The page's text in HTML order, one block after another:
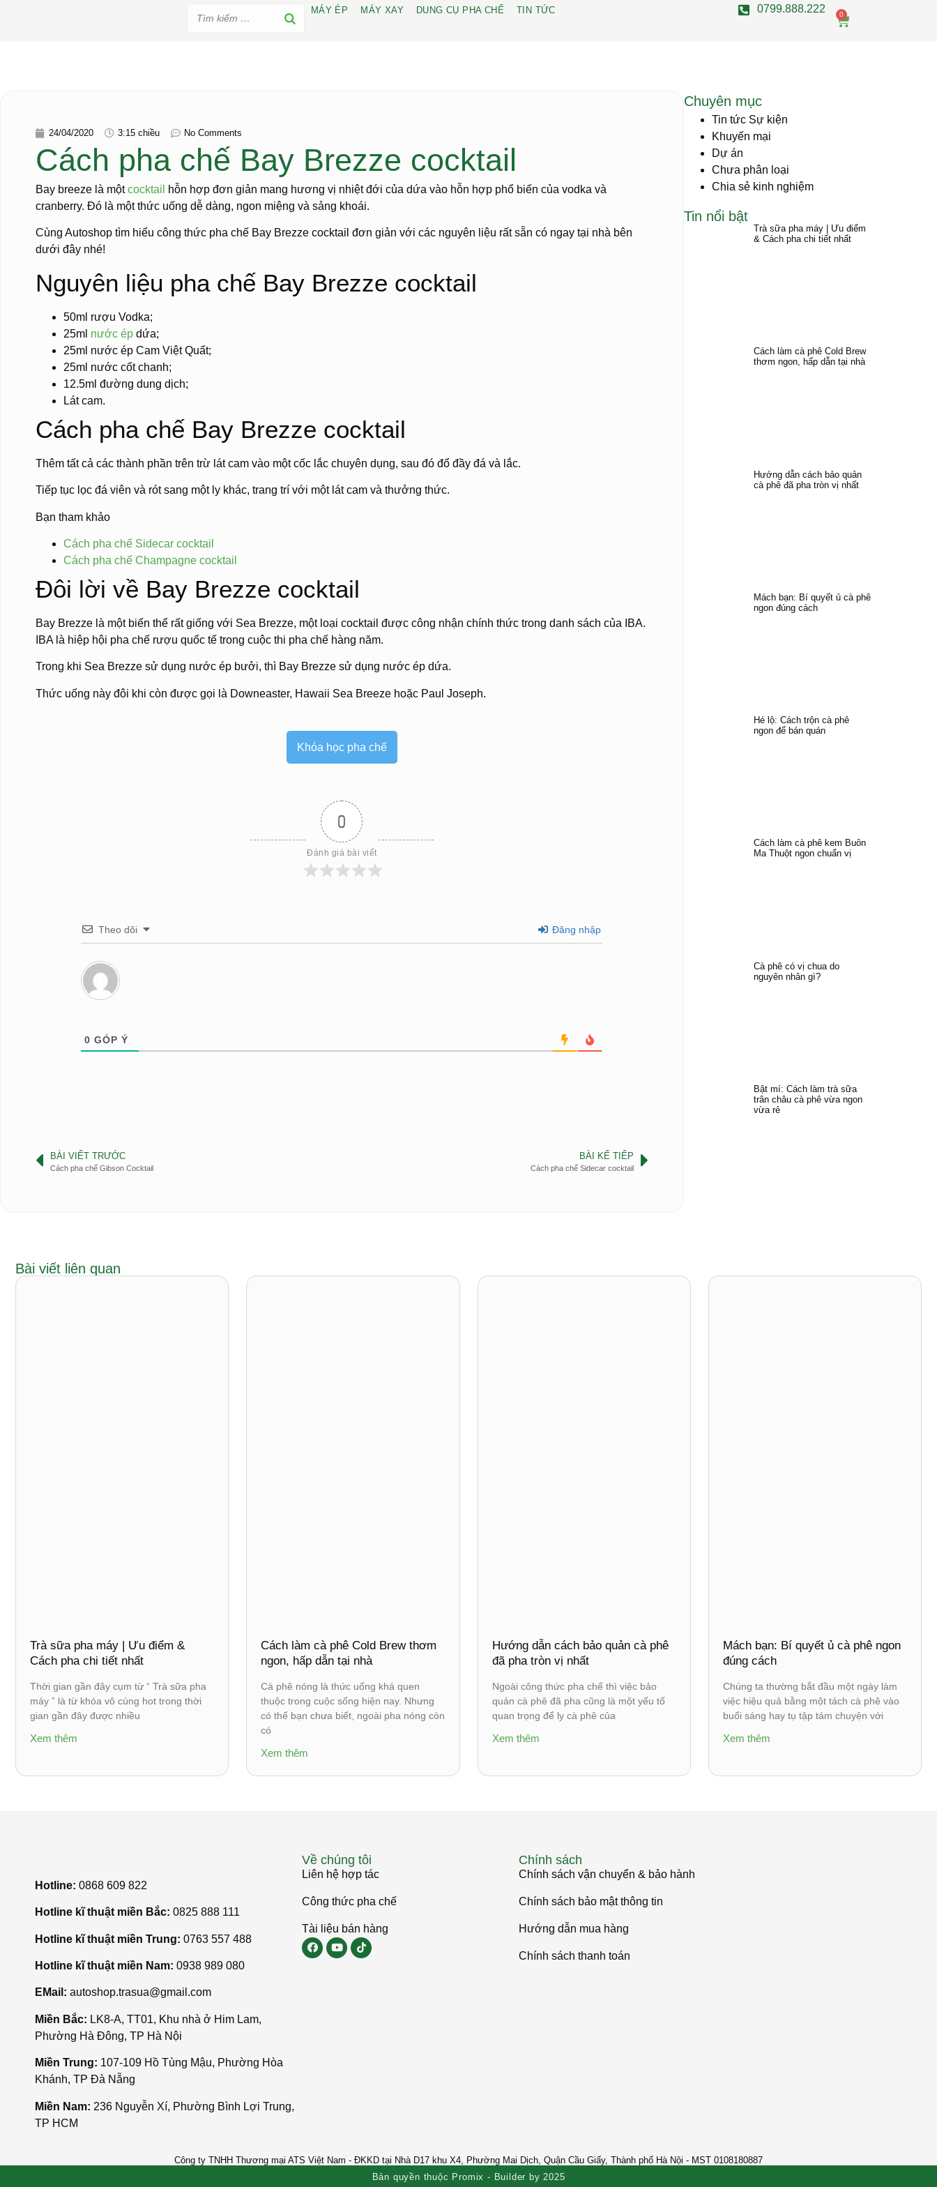
MÁY ÉP MÁY XAY DUNG CỤ PHA CHẾ TIN TỨC 0799.888.222 0
24/04/2020 3:15 chiều No Comments
Cách pha chế Bay Brezze cocktail
Bay breeze là mộtcocktail
hỗn hợp đơn giản mang hương vị nhiệt đới của dứa vào hỗn hợp phổ biến của vodka và
cranberry. Đó là một thức uống dễ dàng, ngon miệng và sảng khoái.
Cùng Autoshop tìm hiểu công thức pha chế Bay Brezze cocktail đơn giản với các nguyên liệu rất sẵn có ngay tại nhà bên
dưới đây nhé!
Nguyên liệu pha chế Bay Brezze cocktail
50ml rượu Vodka;
25ml nước ép dứa;
25ml nước ép Cam Việt Quất;
25ml nước cốt chanh;
12.5ml đường dung dịch;
Lát cam.
Cách pha chế Bay Brezze cocktail
Thêm tất cả các thành phần trên trừ lát cam vào một cốc lắc chuyên dụng, sau đó đổ đầy đá và lắc.
Tiếp tục lọc đá viên và rót sang một ly khác, trang trí với một lát cam và thưởng thức.
Bạn tham khảo
Cách pha chế Sidecar cocktail
Cách pha chế Champagne cocktail
Đôi lời về Bay Brezze cocktail
Bay Brezze là một biến thể rất giống với Sea Brezze, một loại cocktail được công nhận chính thức trong danh sách của IBA.
IBA là hiệp hội pha chế rượu quốc tế trong cuộc thi pha chế hàng năm.
Trong khi Sea Brezze sử dụng nước ép bưởi, thì Bay Brezze sử dụng nước ép dứa.
Thức uống này đôi khi còn được gọi là Downeaster, Hawaii Sea Breeze hoặc Paul Joseph.
Khóa học pha chế
0
Đánh giá bài viết
Theo dõi Đăng nhập
0 GÓP Ý
BÀI VIẾT TRƯỚC
Cách pha chế Gibson Cocktail
BÀI KẾ TIẾP
Cách pha chế Sidecar cocktail
Chuyên mục
Tin tức Sự kiện
Khuyến mại
Dự án
Chưa phân loại
Chia sẻ kinh nghiệm
Tin nổi bật
Trà sữa pha máy | Ưu điểm
& Cách pha chi tiết nhất
Cách làm cà phê Cold Brew
thơm ngon, hấp dẫn tại nhà
Hướng dẫn cách bảo quản
cà phê đã pha tròn vị nhất
Mách bạn: Bí quyết ủ cà phê
ngon đúng cách
Hé lộ: Cách trộn cà phê
ngon để bán quán
Cách làm cà phê kem Buôn
Ma Thuột ngon chuẩn vị
Cà phê có vị chua do
nguyên nhân gì?
Bật mí: Cách làm trà sữa
trân châu cà phê vừa ngon
vừa rẻ
Bài viết liên quan
Trà sữa pha máy | Ưu điểm &
Cách pha chi tiết nhất
Thời gian gần đây cụm từ “ Trà sữa pha
máy ” là từ khóa vô cùng hot trong thời
gian gần đây được nhiều
Xem thêm
Cách làm cà phê Cold Brew thơm
ngon, hấp dẫn tại nhà
Cà phê nóng là thức uống khá quen
thuộc trong cuộc sống hiện nay. Nhưng
có thể bạn chưa biết, ngoài pha nóng còn
có
Xem thêm
Hướng dẫn cách bảo quản cà phê
đã pha tròn vị nhất
Ngoài công thức pha chế thì việc bảo
quản cà phê đã pha cũng là một yếu tố
quan trọng để ly cà phê của
Xem thêm
Mách bạn: Bí quyết ủ cà phê ngon
đúng cách
Chúng ta thường bắt đầu một ngày làm
việc hiệu quả bằng một tách cà phê vào
buổi sáng hay tụ tập tám chuyện với
Xem thêm
Hotline: 0868 609 822
Hotline kĩ thuật miền Bắc: 0825 888 111
Hotline kĩ thuật miền Trung: 0763 557 488
Hotline kĩ thuật miền Nam: 0938 989 080
EMail: autoshop.trasua@gmail.com
Miền Bắc: LK8-A, TT01, Khu nhà ở Him Lam,
Phường Hà Đông, TP Hà Nội
Miền Trung: 107-109 Hồ Tùng Mậu, Phường Hòa
Khánh, TP Đà Nẵng
Miền Nam: 236 Nguyễn Xí, Phường Bình Lợi Trung,
TP HCM
Về chúng tôi
Liên hệ hợp tác
Công thức pha chế
Tài liệu bán hàng
Chính sách
Chính sách vận chuyển & bảo hành
Chính sách bảo mật thông tin
Hướng dẫn mua hàng
Chính sách thanh toán
Công ty TNHH Thương mại ATS Việt Nam - ĐKKD tại Nhà D17 khu X4, Phường Mai Dịch, Quận Cầu Giấy, Thành phố Hà Nội - MST 0108180887
Bản quyền thuộc Promix - Builder by 2025